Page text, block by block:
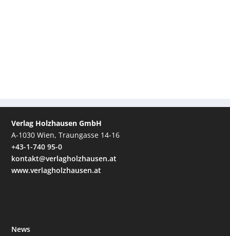
Verlag Holzhausen GmbH
A-1030 Wien, Traungasse 14-16
+43-1-740 95-0
kontakt@verlagholzhausen.at
www.verlagholzhausen.at
News